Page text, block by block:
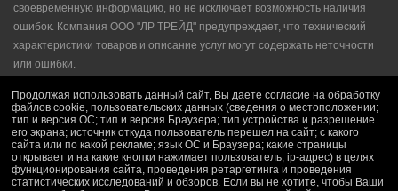
своевременную информацию, но не исключает возможность наличия
ошибок. Компания ООО "ЛР ТРЕЙД" прeдупрeждaeт, что технический
характеристики товаров и описание услуг могут содержать неточности
или ошибки.
Политика рекламной рассылки|Правила продажи
Продолжая использовать данный сайт, Вы даете согласие на обработку
файлов cookie, пользовательских данных (сведения о местоположении;
тип и версия ОС; тип и версия Браузера; тип устройства и разрешение
его экрана; источник откуда пользователь перешел на сайт; с какого
сайта или по какой рекламе; язык ОС и Браузера; какие страницы
открывает и на какие кнопки нажимает пользователь; ip-адрес) в целях
функционирования сайта, проведения ретаргетинга и проведения
статистических исследований и обзоров. Если вы не хотите, чтобы Ваши